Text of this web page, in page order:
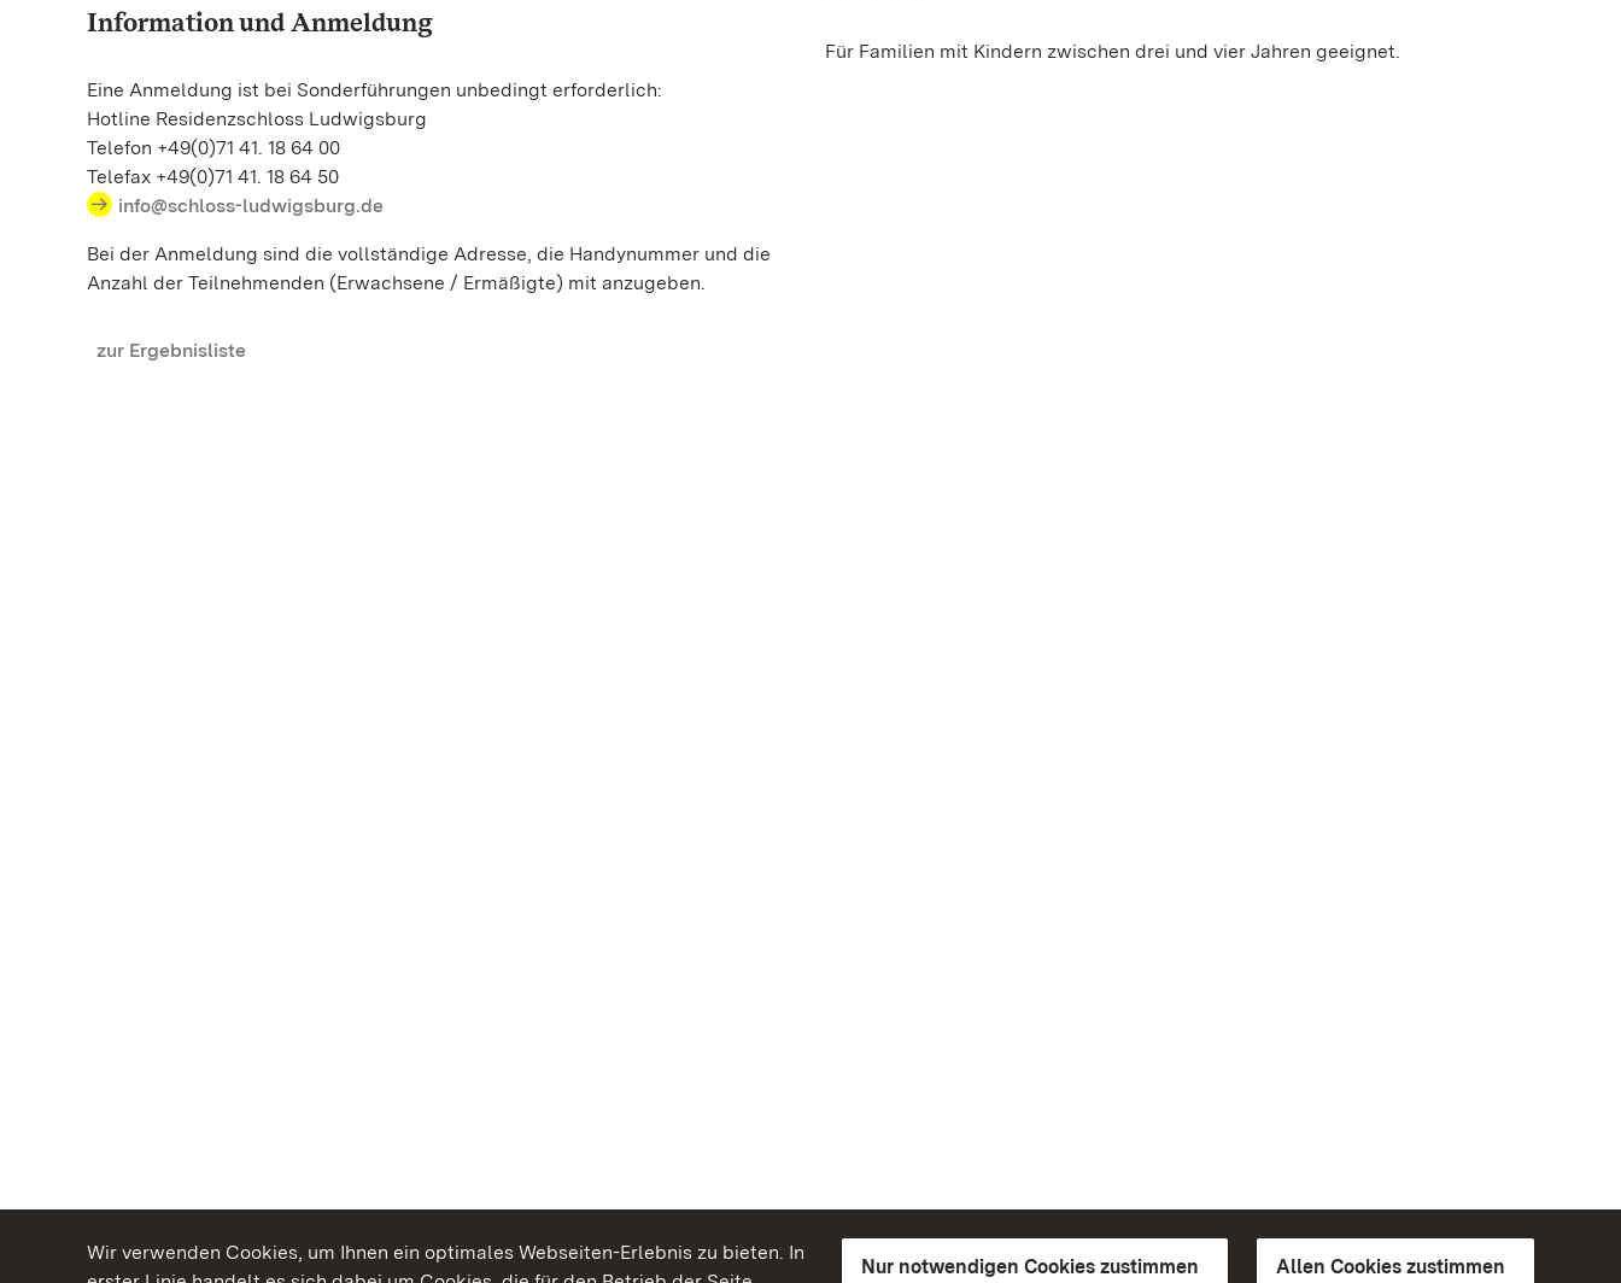
Wir verwenden Cookies, um Ihnen ein optimales Webseiten-Erlebnis zu bieten. In
Nur notwendigen Cookies zustimmen Allen Cookies zustimmen
Information und Anmeldung
Eine Anmeldung ist bei Sonderführungen unbedingt erforderlich:
Hotline Residenzschloss Ludwigsburg
Telefon +49(0)71 41. 18 64 00
Telefax +49(0)71 41. 18 64 50
info@schloss-ludwigsburg.de
Bei der Anmeldung sind die vollständige Adresse, die Handynummer und die
Anzahl der Teilnehmenden (Erwachsene / Ermäßigte) mit anzugeben.
Für Familien mit Kindern zwischen drei und vier Jahren geeignet.
zur Ergebnisliste